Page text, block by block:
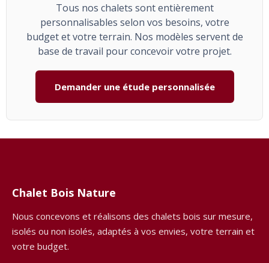
Tous nos chalets sont entièrement
personnalisables selon vos besoins, votre
budget et votre terrain. Nos modèles servent de
base de travail pour concevoir votre projet.
Demander une étude personnalisée
Chalet Bois Nature
Nous concevons et réalisons des chalets bois sur mesure,
isolés ou non isolés, adaptés à vos envies, votre terrain et
votre budget.